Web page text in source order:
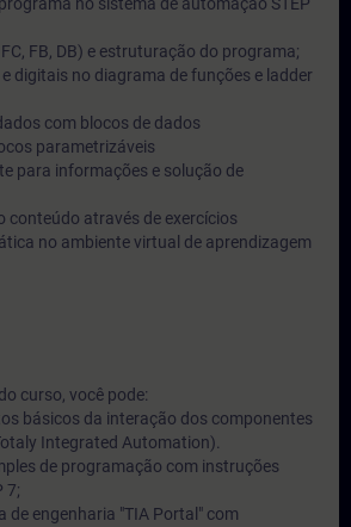
FB, DB) e estruturação do programa;
digitais no diagrama de funções e ladder
com blocos de dados
parametrizáveis
para informações e solução de
conteúdo através de exercícios
no ambiente virtual de aprendizagem
curso, você pode:
básicos da interação dos componentes
Integrated Automation).
de programação com instruções
7;
de engenharia "TIA Portal" com